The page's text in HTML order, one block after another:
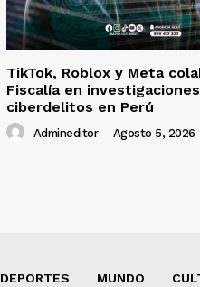
TikTok, Roblox y Meta
Fiscalía en
ciberdelitos en Perú
Admineditor - Agosto 5, 2026
DEPORTES MUNDO